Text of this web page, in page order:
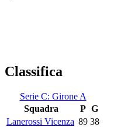
Classifica
Serie C: Girone A
Squadra
P G
Lanerossi Vicenza 89 38